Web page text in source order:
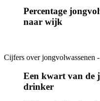
Percentage
naar wijk
Infogram
Cijfers over jongvolwassenen
Een kwart van de
drinker